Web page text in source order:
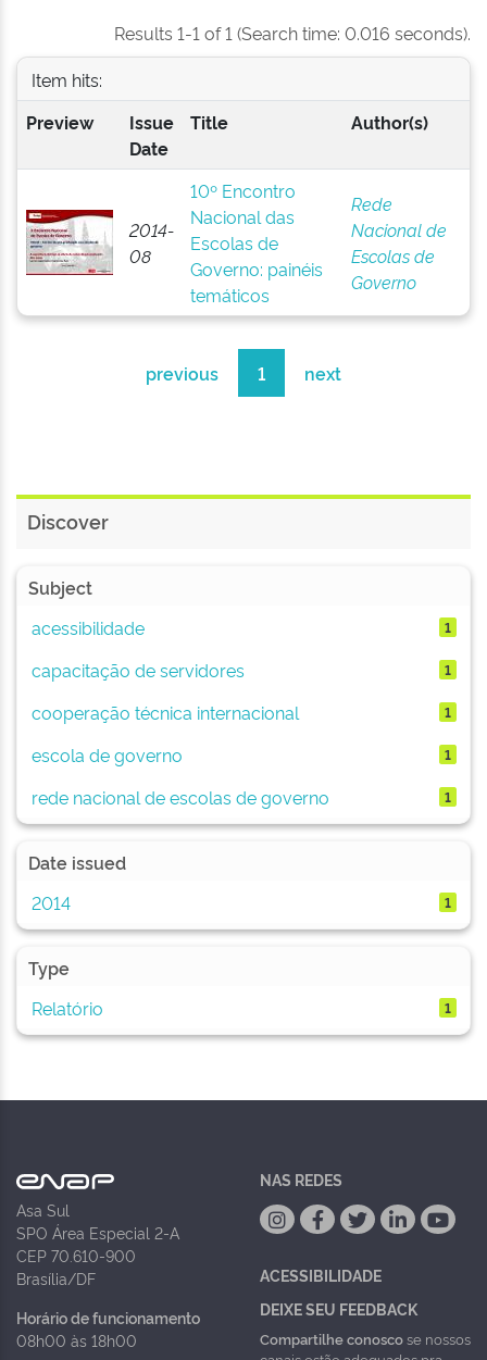
Results 1-1 of 1 (Search time: 0.016 seconds).
Item hits:
Preview
Issue
Date
Title Author(s)
2014-
08
10º Encontro
Nacional das
Escolas de
Governo: painéis
temáticos
Rede
Nacional de
Escolas de
Governo
previous 1 next
Discover
Subject
acessibilidade
1
capacitação de servidores 1
cooperação técnica internacional 1
escola de governo 1
rede nacional de escolas de governo 1
Date issued
2014
1
Type
Relatório
1
Asa Sul
SPO Área Especial 2-A
CEP 70.610-900
Brasília/DF
Horário de funcionamento
08h00 às 18h00
NAS REDES
ACESSIBILIDADE
DEIXE SEU FEEDBACK
Compartilhe conoscose nossos